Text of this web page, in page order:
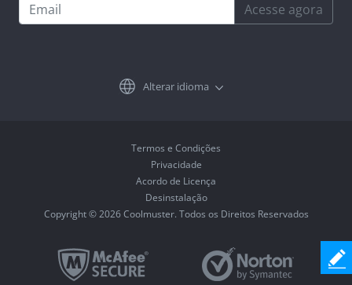
Acesse agora
Alterar idioma
Termos e Condições
Privacidade
Acordo de Licença
Desinstalação
Copyright © 2026 Coolmuster. Todos os Direitos Reservados